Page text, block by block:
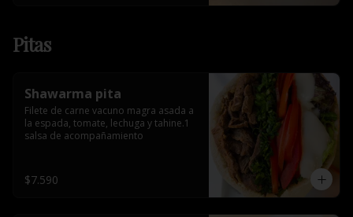
Pitas
Shawarma pita
Filete de carne vacuno magra asada a
la espada, tomate, lechuga y tahine.1
salsa de acompañamiento
$7.590